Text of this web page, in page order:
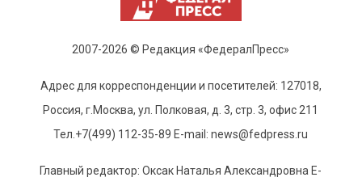
2007-2026 © Редакция «ФедералПресс»
Адрес для корреспонденции и посетителей: 127018,
Россия, г.Москва, ул. Полковая, д. 3, стр. 3, офис 211
Тел.+7(499) 112-35-89 E-mail: news@fedpress.ru
Главный редактор: Оксак Наталья Александровна E-